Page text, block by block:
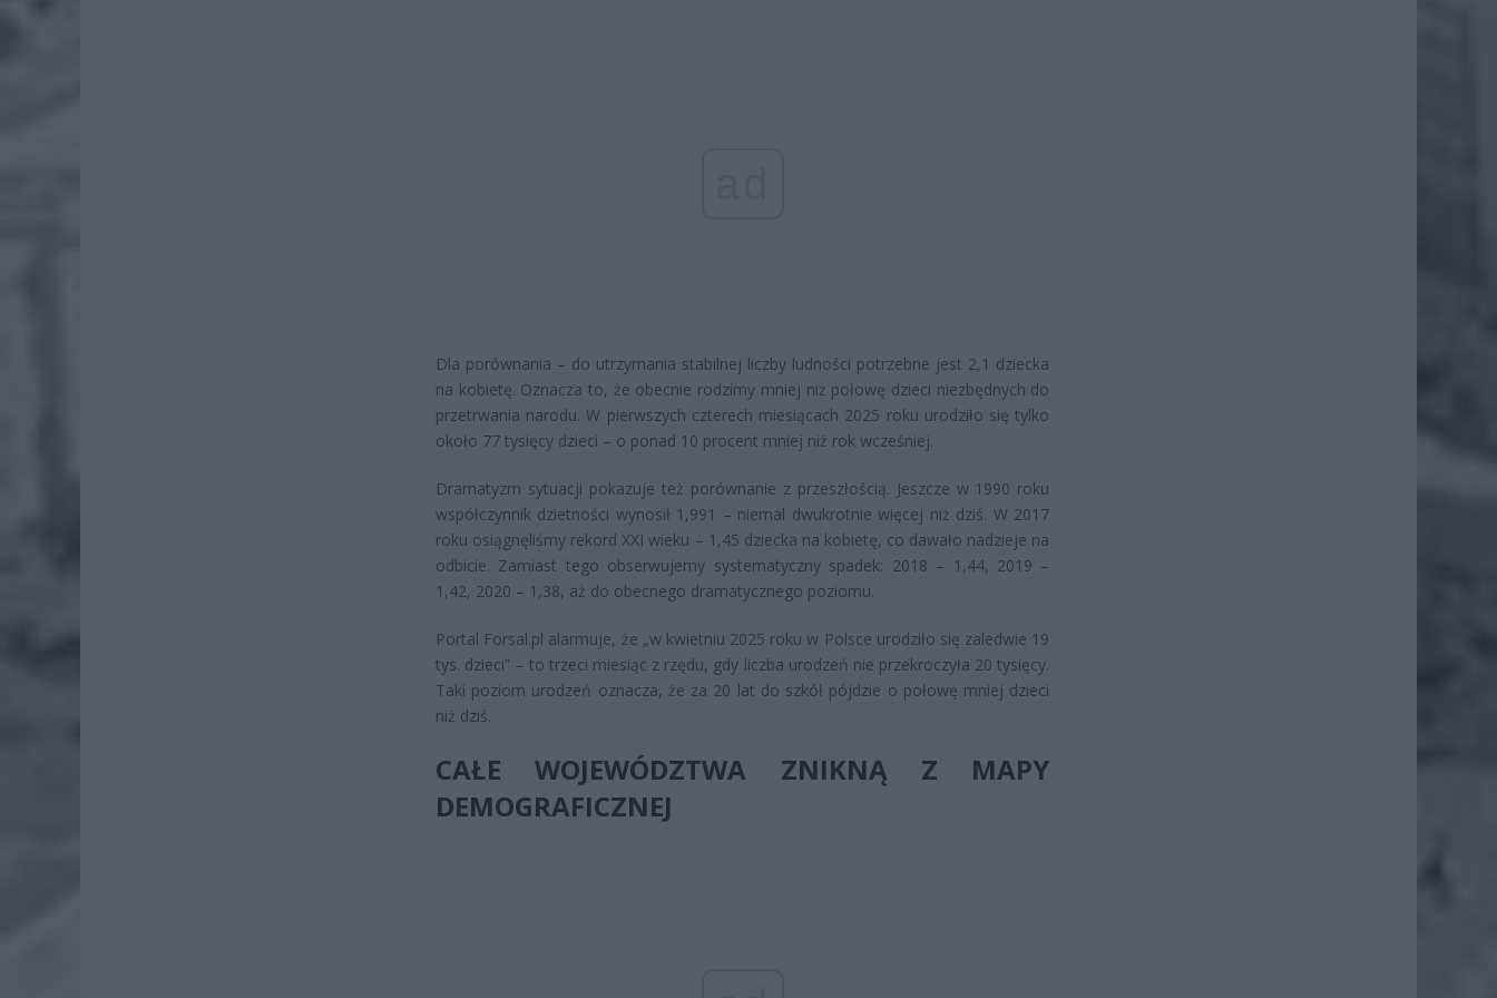
Dla porównania – do utrzymania stabilnej liczby ludności potrzebne jest 2,1 dziecka
na kobietę. Oznacza to, że obecnie rodzimy mniej niż połowę dzieci niezbędnych do
przetrwania narodu. W pierwszych czterech miesiącach 2025 roku urodziło się tylko
około 77 tysięcy dzieci – o ponad 10 procent mniej niż rok wcześniej.
Dramatyzm sytuacji pokazuje też porównanie z przeszłością. Jeszcze w 1990 roku
współczynnik dzietności wynosił 1,991 – niemal dwukrotnie więcej niż dziś. W 2017
roku osiągnęliśmy rekord XXI wieku – 1,45 dziecka na kobietę, co dawało nadzieje na
odbicie. Zamiast tego obserwujemy systematyczny spadek: 2018 – 1,44, 2019 –
1,42, 2020 – 1,38, aż do obecnego dramatycznego poziomu.
Portal Forsal.pl alarmuje, że „w kwietniu 2025 roku w Polsce urodziło się zaledwie 19
tys. dzieci” – to trzeci miesiąc z rzędu, gdy liczba urodzeń nie przekroczyła 20 tysięcy.
Taki poziom urodzeń oznacza, że za 20 lat do szkół pójdzie o połowę mniej dzieci
niż dziś.
CAŁE WOJEWÓDZTWA ZNIKNĄ Z MAPY
DEMOGRAFICZNEJ